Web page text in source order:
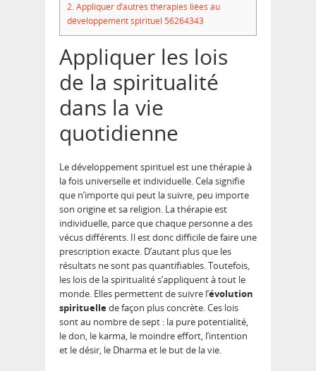
2.Appliquer d’autres thérapies liées au
développement spirituel 56264343
Appliquer les lois
de la spiritualité
dans la vie
quotidienne
Le développement spirituel est une thérapie à
la fois universelle et individuelle. Cela signifie
que n’importe qui peut la suivre, peu importe
son origine et sa religion. La thérapie est
individuelle, parce que chaque personne a des
vécus différents. Il est donc difficile de faire une
prescription exacte. D’autant plus que les
résultats ne sont pas quantifiables. Toutefois,
les lois de la spiritualité s’appliquent à tout le
monde. Elles permettent de suivre l’évolution
spirituellede façon plus concrète. Ces lois
sont au nombre de sept : la pure potentialité,
le don, le karma, le moindre effort, l’intention
et le désir, le Dharma et le but de la vie.